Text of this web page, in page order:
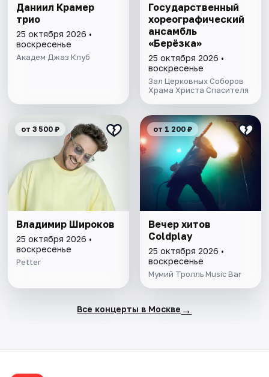
Даниил Крамер
трио
25 октября 2026 •
воскресенье
Академ Джаз Клуб
Государственный
хореографический
ансамбль
«Берёзка»
25 октября 2026 •
воскресенье
Зал Церковных Соборов
Храма Христа Спасителя
от 3 500 ₽
Владимир Широков
25 октября 2026 •
воскресенье
Petter
от 1 200 ₽
Вечер хитов
Coldplay
25 октября 2026 •
воскресенье
Мумий Тролль Music Bar
Все концерты в Москве →